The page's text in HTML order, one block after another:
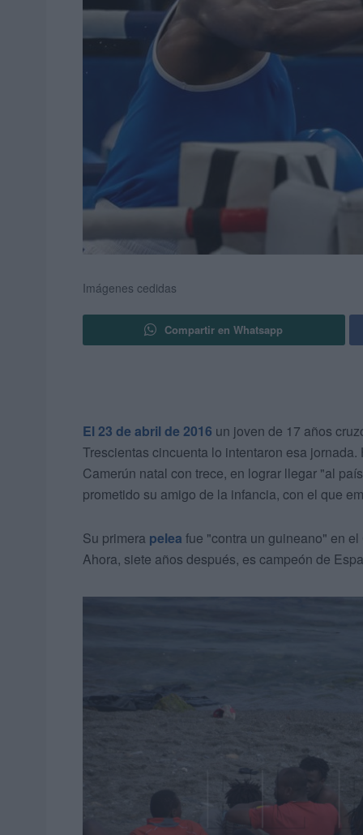
Imágenes cedidas
Compartir en Whatsapp
El 23 de abril de 2016 un joven de 17 años
Trescientas cincuenta lo intentaron esa
Camerún natal con trece, en lograr llegar "al
prometido su amigo de la infancia, con el que
Su primera pelea fue "contra un guineano" en
Ahora, siete años después, es campeón de